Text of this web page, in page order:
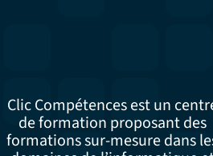
Clic Compétences est un
de formation proposant des
formations sur-mesure dans